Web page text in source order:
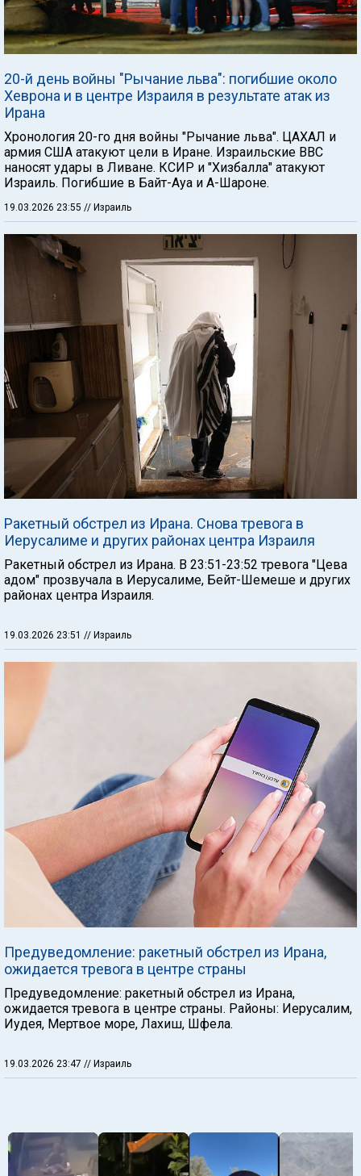
20-й день войны "Рычание льва": погибшие около
Хеврона и в центре Израиля в результате атак из
Ирана
Хронология 20-го дня войны "Рычание льва". ЦАХАЛ и
армия США атакуют цели в Иране. Израильские ВВС
наносят удары в Ливане. КСИР и "Хизбалла" атакуют
Израиль. Погибшие в Байт-Ауа и А-Шароне.
19.03.2026 23:55 // Израиль
Ракетный обстрел из Ирана. Снова тревога в
Иерусалиме и других районах центра Израиля
Ракетный обстрел из Ирана. В 23:51-23:52 тревога "Цева
адом" прозвучала в Иерусалиме, Бейт-Шемеше и других
районах центра Израиля.
19.03.2026 23:51 // Израиль
Предуведомление: ракетный обстрел из Ирана,
ожидается тревога в центре страны
Предуведомление: ракетный обстрел из Ирана,
ожидается тревога в центре страны. Районы: Иерусалим,
Иудея, Мертвое море, Лахиш, Шфела.
19.03.2026 23:47 // Израиль